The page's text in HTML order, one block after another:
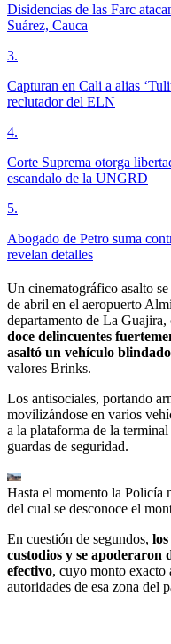
Disidencias de las Farc
Suárez, Cauca
3.
Capturan en Cali a alias
reclutador del ELN
4.
Corte Suprema otorga
escandalo de la UNGRD
5.
Abogado de Petro suma
revelan detalles
Un cinematográfico asalto
de abril en el aeropuerto
departamento de La Guajira,
doce delincuentes
asaltó un vehículo blindado
valores Brinks.
Los antisociales, portando
movilizándose en varios
a la plataforma de la
guardas de seguridad.
Hasta el momento la Policía
del cual se desconoce el
En cuestión de segundos,
custodios y se apoderaron
efectivo, cuyo monto exacto
autoridades de esa zona del